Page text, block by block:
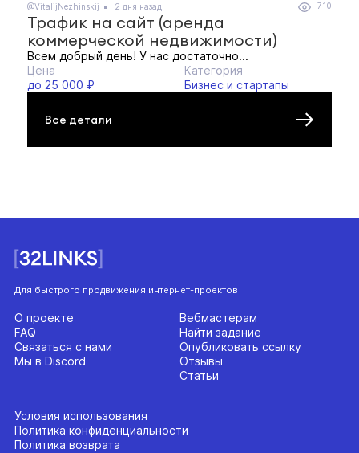
@VitalijNezhinskij 2 дня назад 710
Трафик на сайт (аренда
коммерческой недвижимости)
Всем добрый день! У нас достаточно...
Цена
до 25 000 ₽
Категория
Бизнес и стартапы
Все детали
Для быстрого продвижения интернет-проектов
Вебмастерам
Найти задание
Опубликовать ссылку
Отзывы
Статьи
О проекте
FAQ
Связаться с нами
Мы в Discord
Условия использования
Политика конфиденциальности
Политика возврата